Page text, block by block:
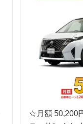
195/
65R15 91S 195/
-
-
☆月額 50,200